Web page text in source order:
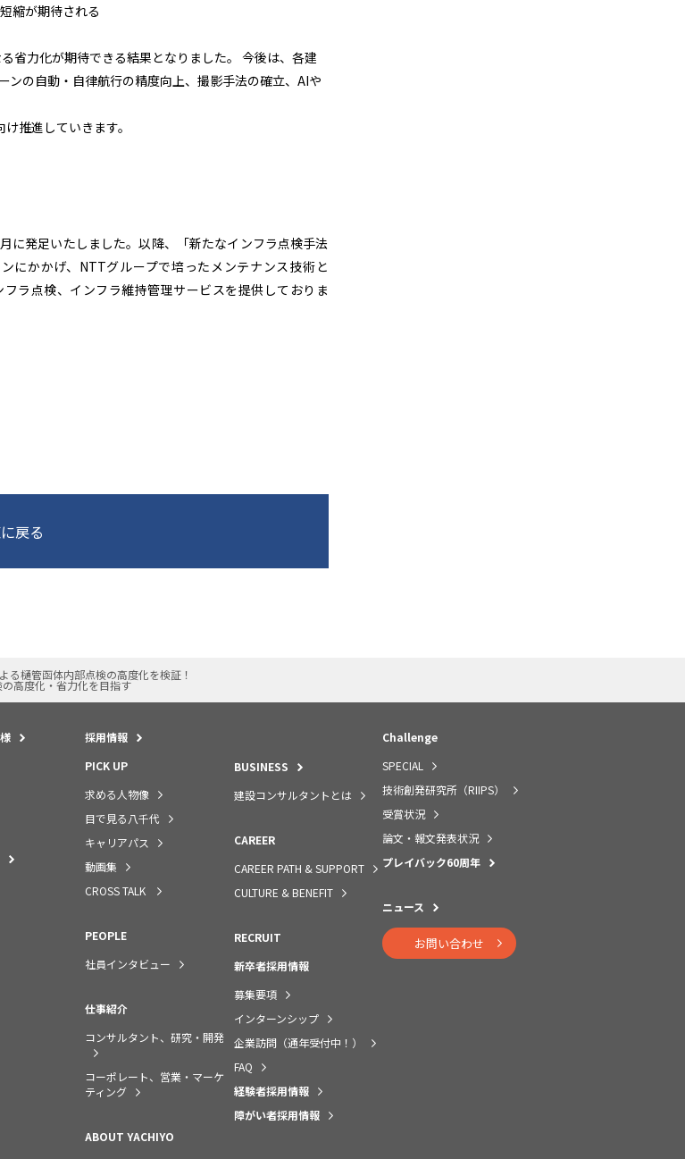
縮が期待される
省力化が期待できる結果となりました。 今後は、各建
の自動・自律航行の精度向上、撮影手法の確立、AIや
推進していきます。
に発足いたしました。以降、「新たなインフラ点検手法
にかかげ、NTTグループで培ったメンテナンス技術と
ラ点検、インフラ維持管理サービスを提供しておりま
戻る
る樋管函体内部点検の高度化を検証！
高度化・省力化を目指す
採用情報
PICK UP
求める人物像
目で見る八千代
キャリアパス
動画集
CROSS TALK
PEOPLE
社員インタビュー
仕事紹介
コンサルタント、研究・開発
コーポレート、営業・マーケ
ティング
ABOUT YACHIYO
BUSINESS
建設コンサルタントとは
CAREER
CAREER PATH & SUPPORT
CULTURE & BENEFIT
RECRUIT
新卒者採用情報
募集要項
インターンシップ
企業訪問（通年受付中！）
FAQ
経験者採用情報
障がい者採用情報
Challenge
SPECIAL
技術創発研究所（RIIPS）
受賞状況
論文・報文発表状況
プレイバック60周年
ニュース
お問い合わせ